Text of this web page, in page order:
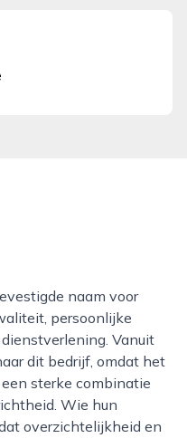
persoonlijke
Vanuit
dit bedrijf, omdat het
sterke combinatie
Wie hun
overzichtelijkheid en